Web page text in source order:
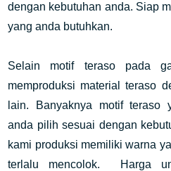
dengan kebutuhan anda. Siap
yang anda butuhkan.
Selain motif teraso pada
memproduksi material teraso
lain. Banyaknya motif teraso
anda pilih sesuai dengan
kami produksi memiliki warna
terlalu mencolok. Harga